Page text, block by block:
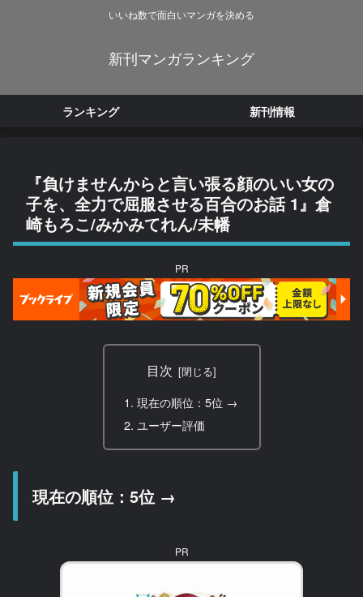
いいね数で面白いマンガを決める
新刊マンガランキング
ランキング 新刊情報
『負けませんからと言い張る顔のいい女の
子を、全力で屈服させる百合のお話 1』倉
崎もろこ/みかみてれん/未幡
PR
目次
現在の順位：5位 →
ユーザー評価
現在の順位：5位 →
PR